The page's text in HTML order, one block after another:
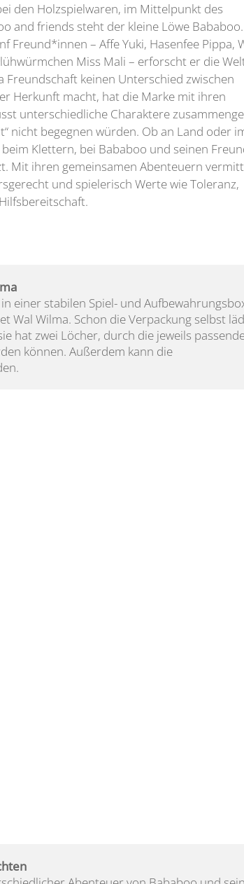
den Holzspielwaren, im Mittelpunkt des
and friends steht der kleine Löwe Bababoo.
Freund*innen – Affe Yuki, Hasenfee Pippa,
Miss Mali – erforscht er die
Freundschaft keinen Unterschied zwischen
Herkunft macht, hat die Marke mit ihren
unterschiedliche Charaktere
nicht begegnen würden. Ob an Land oder
Klettern, bei Bababoo und seinen
Mit ihren gemeinsamen Abenteuern
und spielerisch Werte wie Toleranz,
einer stabilen Spiel- und
Wal Wilma. Schon die Verpackung selbst
hat zwei Löcher, durch die jeweils
können. Außerdem kann die